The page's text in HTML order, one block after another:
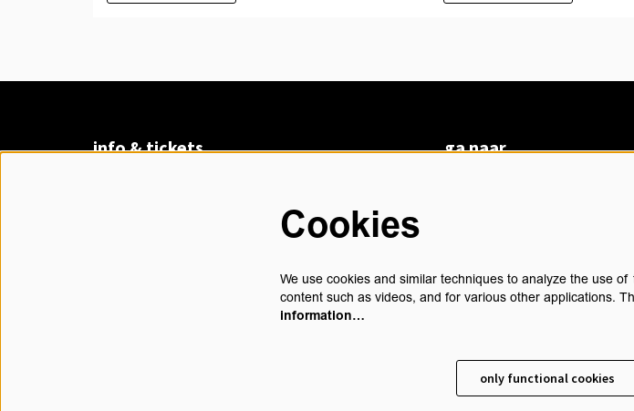
info & tickets ga naar
privacyverklaring
cookieverklaring
contact
Cookies
We use cookies and similar techniques to analyze the use
content such as videos, and for various other applications.
information…
only functional cookies